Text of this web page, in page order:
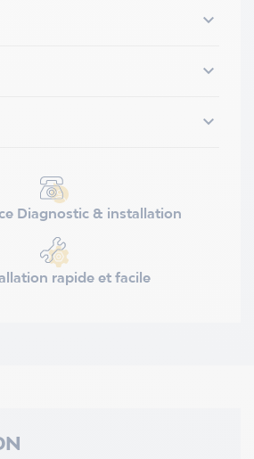



Diagnostic & installation
rapide et facile